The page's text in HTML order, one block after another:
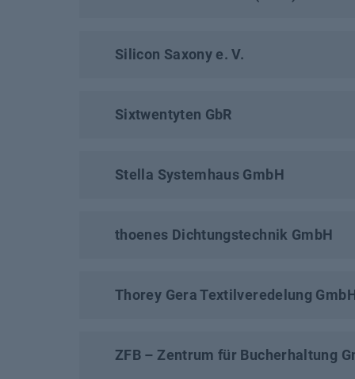
Silicon Saxony e. V.
Sixtwentyten GbR
Stella Systemhaus GmbH
thoenes Dichtungstechnik GmbH
Thorey Gera Textilveredelung
ZFB – Zentrum für Bucherhaltung